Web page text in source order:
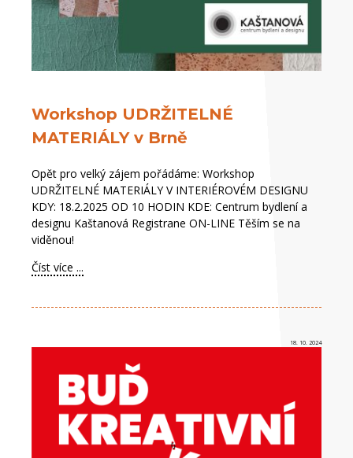
Workshop UDRŽITELNÉ
MATERIÁLY v Brně
Opět pro velký zájem pořádáme: Workshop
UDRŽITELNÉ MATERIÁLY V INTERIÉROVÉM DESIGNU
KDY: 18.2.2025 OD 10 HODIN KDE: Centrum bydlení a
designu Kaštanová Registrane ON-LINE Těším se na
viděnou!
Číst více ...
18. 10. 2024